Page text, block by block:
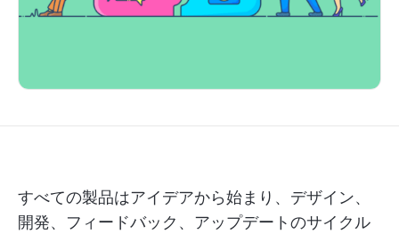
すべての製品はアイデアから始まり、デザイン、
開発、フィードバック、アップデートのサイクル